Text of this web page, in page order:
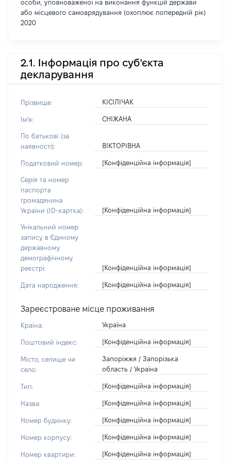
особи, уповноваженої на виконання функцій держави
або місцевого самоврядування (охоплює попередній рік)
2020
2.1. Інформація про суб'єкта
декларування
Прізвище: КІСІЛІЧАК
Ім'я: СНІЖАНА
По батькові (за
наявності):
ВІКТОРІВНА
Податковий номер: [Конфіденційна інформація]
Серія та номер
паспорта
громадянина
України (ID-картка):
[Конфіденційна інформація]
Унікальний номер
запису в Єдиному
державному
демографічному
реєстрі:
[Конфіденційна інформація]
Дата народження: [Конфіденційна інформація]
Зареєстроване місце проживання
Країна: Україна
Поштовий індекс: [Конфіденційна інформація]
Місто, селище чи
село:
Запоріжжя / Запорізька
область / Україна
Тип: [Конфіденційна інформація]
Назва: [Конфіденційна інформація]
Номер будинку: [Конфіденційна інформація]
Номер корпусу: [Конфіденційна інформація]
Номер квартири: [Конфіденційна інформація]